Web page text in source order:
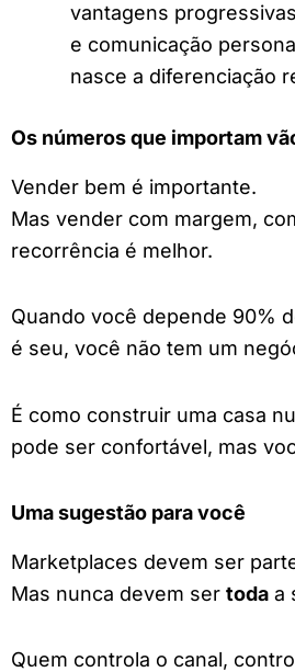
vantagens
e comunicação
nasce a diferenciação
Os números que importam
Vender bem é importante.
Mas vender com margem,
recorrência é melhor.
Quando você depende 90%
é seu, você não tem um
É como construir uma casa
pode ser confortável, mas
Uma sugestão para você
Marketplaces devem ser
Mas nunca devem ser toda a
Quem controla o canal,